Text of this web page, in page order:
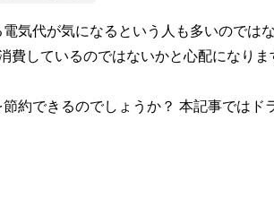
気代が気になるという人も多いのでは
しているのではないかと心配になりま
約できるのでしょうか？ 本記事ではド